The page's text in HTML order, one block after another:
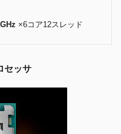
×6コア12スレッド
セッサ